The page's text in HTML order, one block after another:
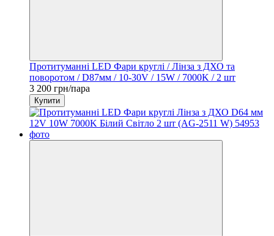
Протитуманні LED Фари круглі / Лінза з ДХО та
поворотом / D87мм / 10-30V / 15W / 7000K / 2 шт
3 200 грн/пара
Купити